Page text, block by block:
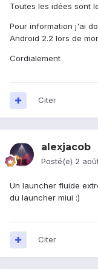
Toutes les idées sont
Pour information j'ai
Android 2.2 lors de
Cordialement
Citer
alexjacob
Posté(e) 2
Un launcher fluide
du launcher miui :)
Citer